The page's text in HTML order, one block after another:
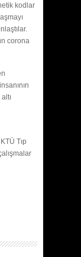
kodlar
corona
Tıp